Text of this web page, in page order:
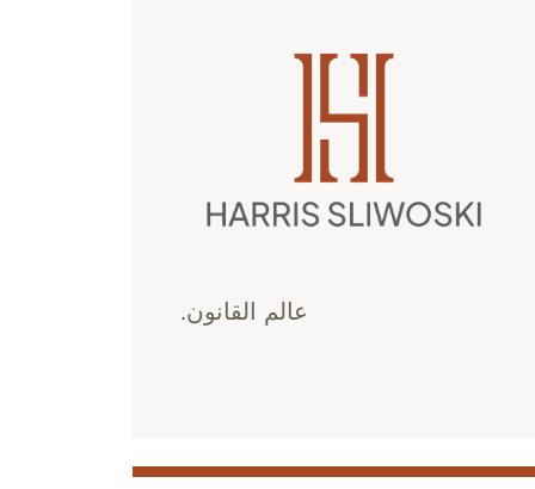
عالم القانون.